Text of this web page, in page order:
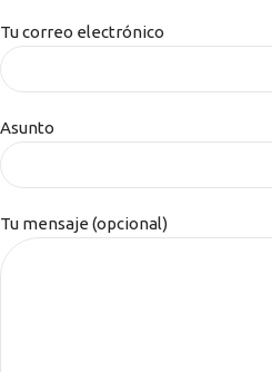
Tu correo electrónico
Asunto
Tu mensaje (opcional)